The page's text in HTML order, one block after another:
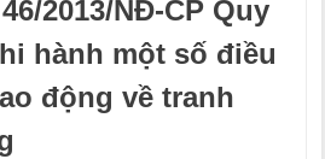
2013/NĐ-CP Quy
hành một số điều
động về tranh